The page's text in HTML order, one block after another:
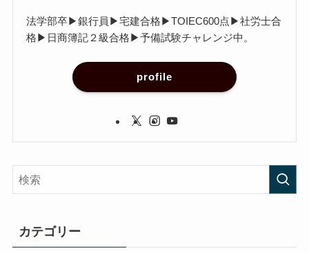
法学部卒▶︎銀行員▶︎宅建合格▶︎TOIEC600点▶︎社労士合
格▶︎日商簿記２級合格▶︎予備試験チャレンジ中。
profile
カテゴリー